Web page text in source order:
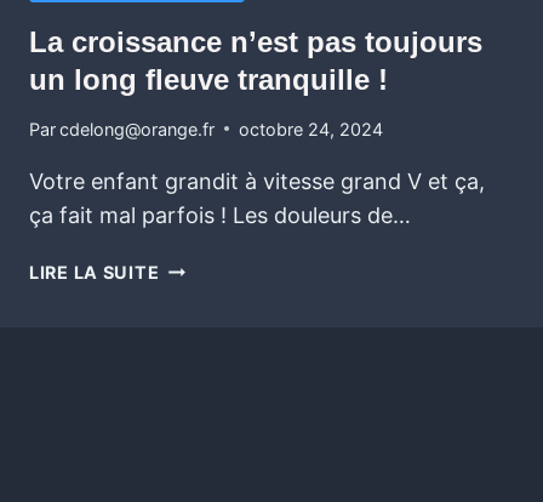
La croissance n’est pas toujours
un long fleuve tranquille !
Parcdelong@orange.fr octobre 24, 2024
Votre enfant grandit à vitesse grand V et ça,
ça fait mal parfois ! Les douleurs de…
LIRE LA SUITE